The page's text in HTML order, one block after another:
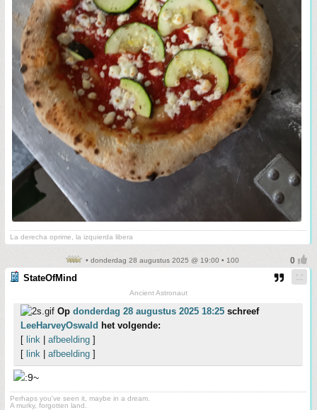
La derecha oprime, la izquierda libera
• donderdag 28 augustus 2025 @ 19:00 • 100
StateOfMind
Ancient Astronaut
Op donderdag 28 augustus 2025 18:25 schreef
LeeHarveyOswald het volgende:
[ link afbeelding ]
[ link afbeelding ]
Perhaps you've seen it, maybe in a dream.
A murky, forgotten land.